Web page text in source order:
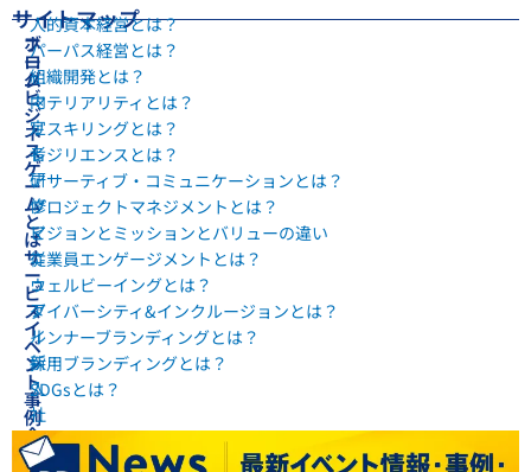
サイトマップ
ホ
ー
ム
ビ
ジ
ネ
ス
ゲ
ー
ム
と
は
サ
ー
ビ
ス
イ
ベ
ン
ト
事
例
企
業
ブ
ロ
グ
内
定
者
研
修
マ
ニ
ュ
ア
ル
新
入
社
員
研
人的資本経営とは？
パーパス経営とは？
組織開発とは？
マテリアリティとは？
リスキリングとは？
レジリエンスとは？
アサーティブ・コミュニケーションとは？
プロジェクトマネジメントとは？
ビジョンとミッションとバリューの違い
従業員エンゲージメントとは？
ウェルビーイングとは？
ダイバーシティ&インクルージョンとは？
インナーブランディングとは？
採用ブランディングとは？
SDGsとは？